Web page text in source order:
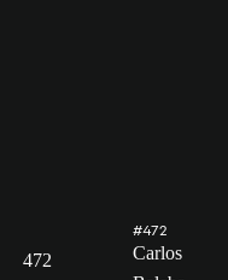
472
#472
Carlos